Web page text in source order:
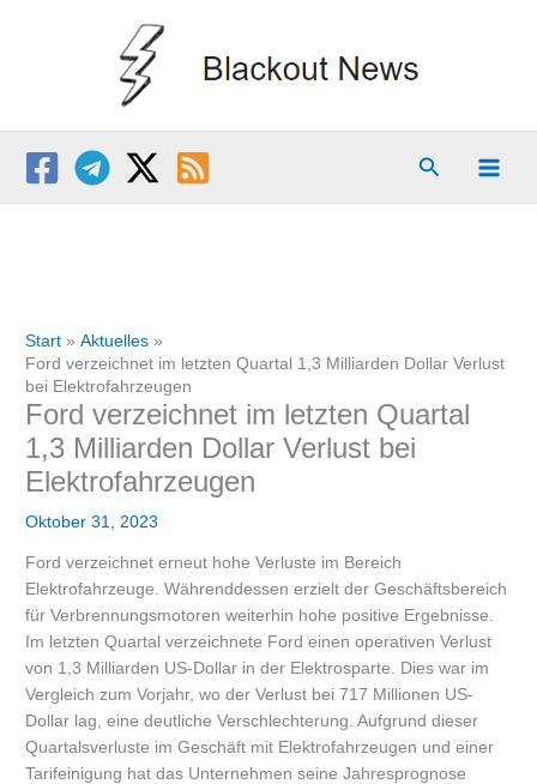
Suchen
Start
Aktuelles
Ford verzeichnet im letzten Quartal 1,3 Milliarden Dollar Verlust
bei Elektrofahrzeugen
Ford verzeichnet im letzten Quartal
1,3 Milliarden Dollar Verlust bei
Elektrofahrzeugen
Oktober 31, 2023
Ford verzeichnet erneut hohe Verluste im Bereich
Elektrofahrzeuge. Währenddessen erzielt der Geschäftsbereich
für Verbrennungsmotoren weiterhin hohe positive Ergebnisse.
Im letzten Quartal verzeichnete Ford einen operativen Verlust
von 1,3 Milliarden US-Dollar in der Elektrosparte. Dies war im
Vergleich zum Vorjahr, wo der Verlust bei 717 Millionen US-
Dollar lag, eine deutliche Verschlechterung. Aufgrund dieser
Quartalsverluste im Geschäft mit Elektrofahrzeugen und einer
Tarifeinigung hat das Unternehmen seine Jahresprognose